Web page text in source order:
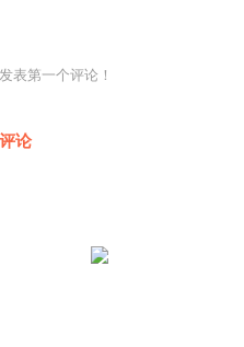
表第一个评论！
论